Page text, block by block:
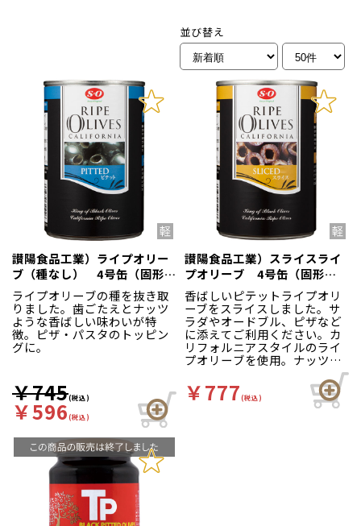
並び替え
讃陽食品工業）ライプオリー
ブ（種なし） 4号缶（固形
170g）
ライプオリーブの種を抜き取
りました。歯ごたえとナッツ
ような香ばしい味わいが特
徴。ピザ・パスタのトッピン
グに。
￥745(税込)
￥596(税込)
讃陽食品工業）スライスライ
プオリーブ 4号缶（固形
184g）
香ばしいピテットライプオリ
ーブをスライスしました。サ
ラダやオードブル、ピザなど
に添えてご利用ください。カ
リフォルニアスタイルのライ
プオリーブを使用。ナッツの
ような香ばしさと深みのある
味が特徴です。
￥777(税込)